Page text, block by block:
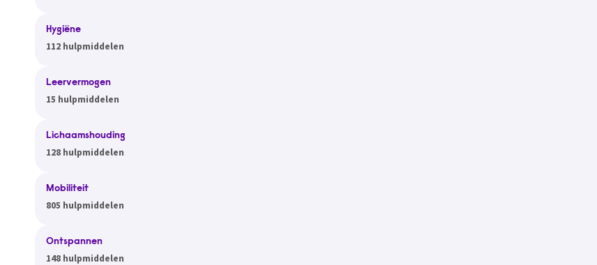
Hygiëne
112 hulpmiddelen
Leervermogen
15 hulpmiddelen
Lichaamshouding
128 hulpmiddelen
Mobiliteit
805 hulpmiddelen
Ontspannen
148 hulpmiddelen